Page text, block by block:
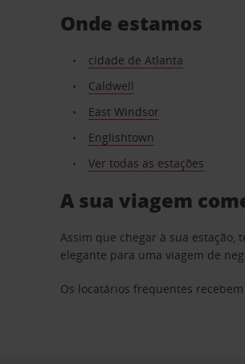
Onde estamos
cidade de Atlanta
Caldwell
East Windsor
Englishtown
Ver todas as estações
A sua viagem
Assim que chegar à sua
elegante para uma viagem de
Os locatários frequentes